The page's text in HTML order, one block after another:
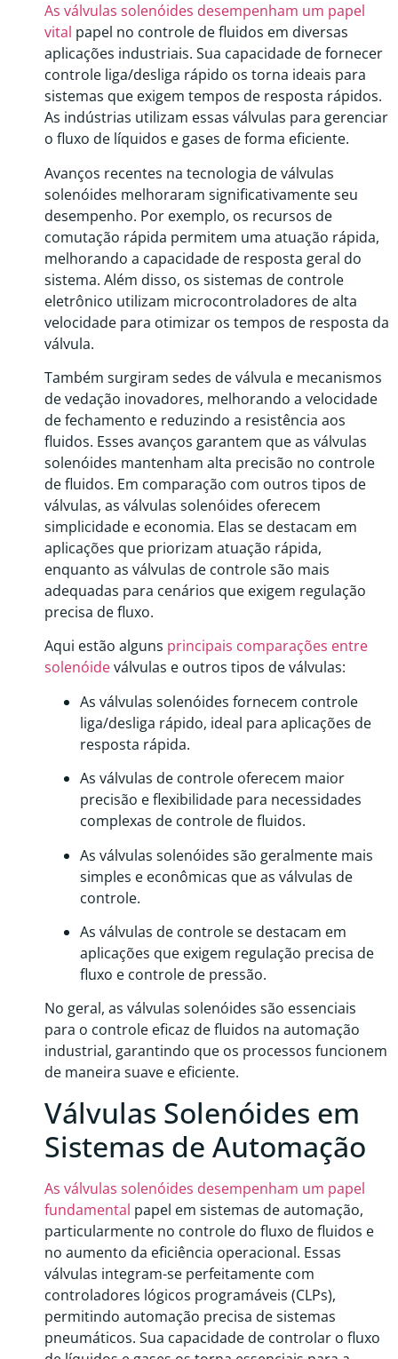
As válvulas solenóides desempenham um papel
vital papel no controle de fluidos em diversas
aplicações industriais. Sua capacidade de fornecer
controle liga/desliga rápido os torna ideais para
sistemas que exigem tempos de resposta rápidos.
As indústrias utilizam essas válvulas para gerenciar
o fluxo de líquidos e gases de forma eficiente.
Avanços recentes na tecnologia de válvulas
solenóides melhoraram significativamente seu
desempenho. Por exemplo, os recursos de
comutação rápida permitem uma atuação rápida,
melhorando a capacidade de resposta geral do
sistema. Além disso, os sistemas de controle
eletrônico utilizam microcontroladores de alta
velocidade para otimizar os tempos de resposta da
válvula.
Também surgiram sedes de válvula e mecanismos
de vedação inovadores, melhorando a velocidade
de fechamento e reduzindo a resistência aos
fluidos. Esses avanços garantem que as válvulas
solenóides mantenham alta precisão no controle
de fluidos. Em comparação com outros tipos de
válvulas, as válvulas solenóides oferecem
simplicidade e economia. Elas se destacam em
aplicações que priorizam atuação rápida,
enquanto as válvulas de controle são mais
adequadas para cenários que exigem regulação
precisa de fluxo.
Aqui estão alguns principais comparações entre
solenóideválvulas e outros tipos de válvulas:
As válvulas solenóides fornecem controle
liga/desliga rápido, ideal para aplicações de
resposta rápida.
As válvulas de controle oferecem maior
precisão e flexibilidade para necessidades
complexas de controle de fluidos.
As válvulas solenóides são geralmente mais
simples e econômicas que as válvulas de
controle.
As válvulas de controle se destacam em
aplicações que exigem regulação precisa de
fluxo e controle de pressão.
No geral, as válvulas solenóides são essenciais
para o controle eficaz de fluidos na automação
industrial, garantindo que os processos funcionem
de maneira suave e eficiente.
Válvulas Solenóides em
Sistemas de Automação
As válvulas solenóides desempenham um papel
fundamental papel em sistemas de automação,
particularmente no controle do fluxo de fluidos e
no aumento da eficiência operacional. Essas
válvulas integram-se perfeitamente com
controladores lógicos programáveis ​​(CLPs),
permitindo automação precisa de sistemas
pneumáticos. Sua capacidade de controlar o fluxo